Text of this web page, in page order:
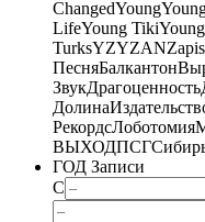
ChangedYoung
LifeYoung TikiYoung
TurksYZYZAN
ПесняБалкантон
ЗвукДрагоценность
Долина
РекордсЛоботомия
ВЫХОДПСГ
ГОД Записи
С